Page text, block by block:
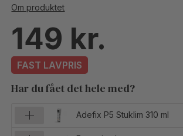
Om produktet
149
FAST LAVPRIS
Har du fået det hele med?
Adefix P5 Stuklim 310 ml